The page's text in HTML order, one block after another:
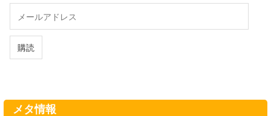
ル
ド
購読
メタ情報